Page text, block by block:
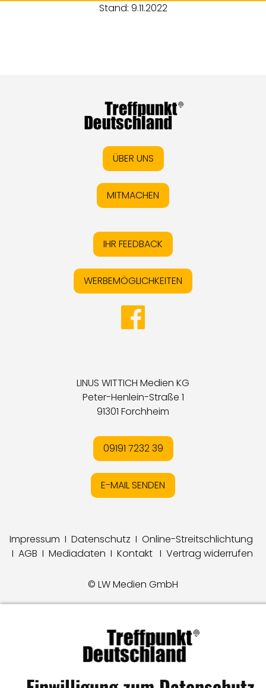
Stand: 9.11.2022
ÜBER UNS
MITMACHEN
IHR FEEDBACK
WERBEMÖGLICHKEITEN
LINUS WITTICH Medien KG
Peter-Henlein-Straße 1
91301 Forchheim
09191 7232 39
E-MAIL SENDEN
Impressum I Datenschutz I Online-Streitschlichtung
I AGB I Mediadaten I Kontakt I Vertrag widerrufen
© LW Medien GmbH